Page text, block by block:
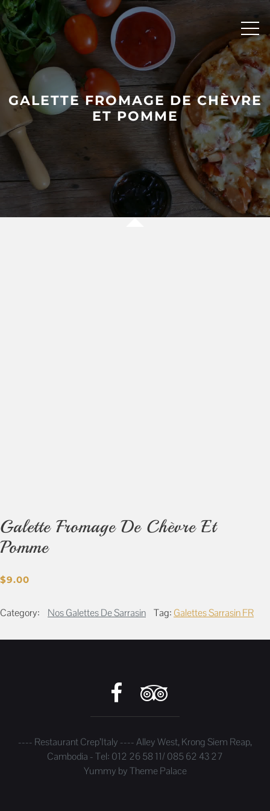
Skip
to
content
GALETTE FROMAGE DE CHÈVRE
ET POMME
Galette Fromage De Chèvre Et
Pomme
$9.00
Category: Nos Galettes De Sarrasin Tag: Galettes Sarrasin FR
---- Restaurant Crep’Italy ---- Alley West, Krong Siem Reap,
Cambodia - Tel: 012 26 58 11/ 085 62 43 27
Yummy byTheme Palace